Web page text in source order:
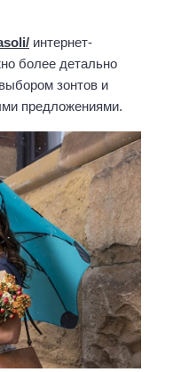
интернет-
более детально
зонтов и
предложениями.